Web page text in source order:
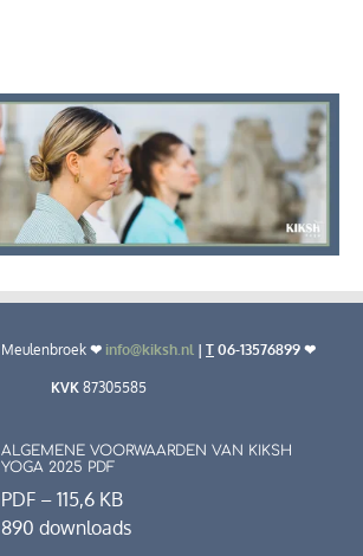
Meulenbroek ❤︎ info@kiksh.nl | T 06-13576899 ❤︎
KVK 87305585
ALGEMENE VOORWAARDEN VAN KIKSH
YOGA 2025 PDF
PDF – 115,6 KB
890 downloads